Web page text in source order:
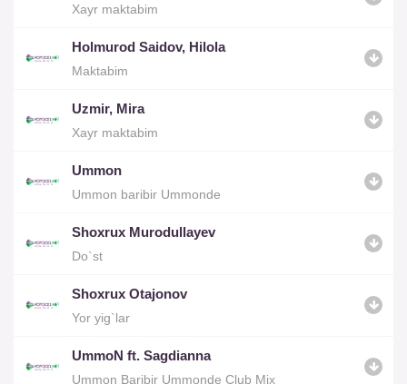
Xayr maktabim
Holmurod Saidov, Hilola
Maktabim
Uzmir, Mira
Xayr maktabim
Ummon
Ummon baribir Ummonde
Shoxrux Murodullayev
Do`st
Shoxrux Otajonov
Yor yig`lar
UmmoN ft. Sagdianna
Ummon Baribir Ummonde Club Mix